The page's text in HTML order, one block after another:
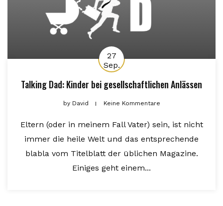
27
Sep.
Talking Dad: Kinder bei gesellschaftlichen Anlässen
byDavid Keine Kommentare
Eltern (oder in meinem Fall Vater) sein, ist nicht
immer die heile Welt und das entsprechende
blabla vom Titelblatt der üblichen Magazine.
Einiges geht einem...